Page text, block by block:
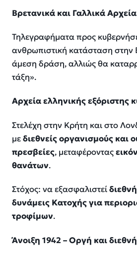
Βρετανικά και Γαλλικά
Τηλεγραφήματα προς
ανθρωπιστική κατάσταση στην
άμεση δράση, αλλιώς θα
τάξη».
Αρχεία ελληνικής εξόριστης
Στελέχη στην Κρήτη και στο
μεδιεθνείς οργανισμούς και
πρεσβείες, μεταφέροντας
θανάτων.
Στόχος: να εξασφαλιστεί
δυνάμεις Κατοχής για
τροφίμων.
Άνοιξη 1942 – Οργή και